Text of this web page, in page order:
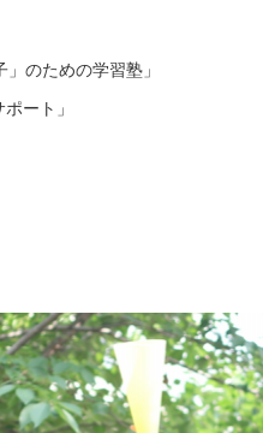
のための学習塾」
ート」